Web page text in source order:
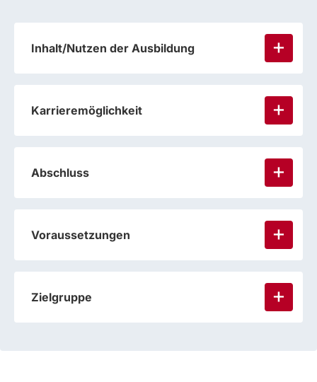
Inhalt/Nutzen der Ausbildung
Karrieremöglichkeit
Abschluss
Voraussetzungen
Zielgruppe